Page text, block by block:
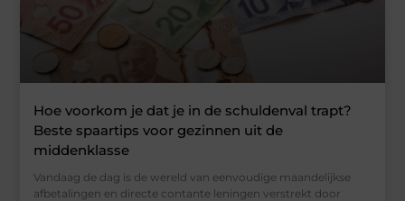
Hoe voorkom je dat je in de schuldenval trapt?
Beste spaartips voor gezinnen uit de
middenklasse
Vandaag de dag is de wereld van eenvoudige maandelijkse
afbetalingen en directe contante leningen verstrekt door